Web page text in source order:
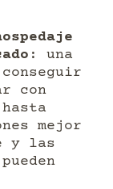
: una
con
mejor
y las